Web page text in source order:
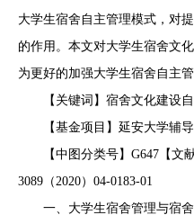
大学生宿舍自主管理模式，对
的作用。本文对大学生宿舍文
为更好的加强大学生宿舍自主管
【关键词】宿舍文化建设
【基金项目】延安大学辅
【中图分类号】G647【文
3089（2020）04-0183-01
一、大学生宿舍管理与宿